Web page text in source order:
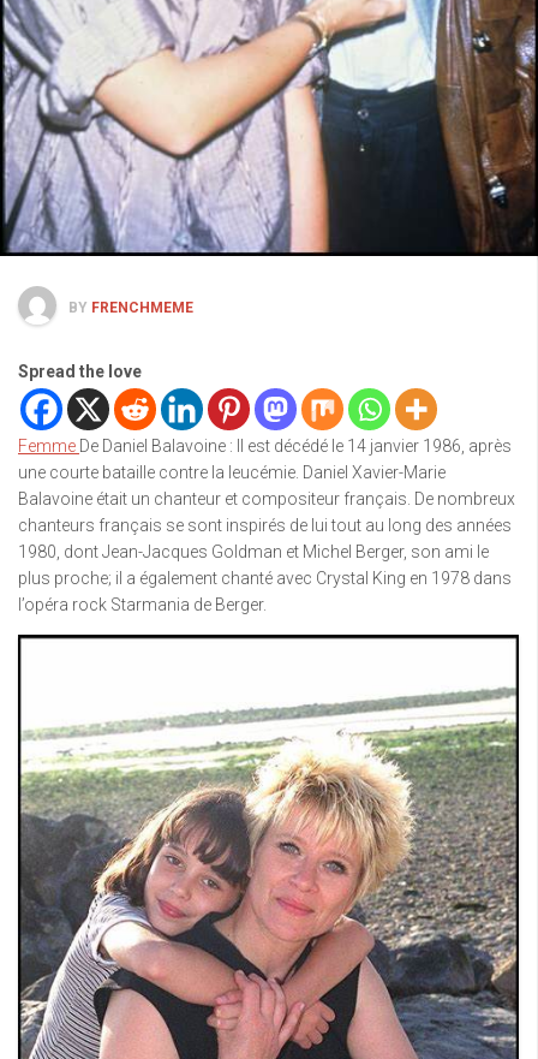
BY FRENCHMEME
Spread the love
Femme De Daniel Balavoine : Il est décédé le 14 janvier 1986, après
une courte bataille contre la leucémie. Daniel Xavier-Marie
Balavoine était un chanteur et compositeur français. De nombreux
chanteurs français se sont inspirés de lui tout au long des années
1980, dont Jean-Jacques Goldman et Michel Berger, son ami le
plus proche; il a également chanté avec Crystal King en 1978 dans
l’opéra rock Starmania de Berger.